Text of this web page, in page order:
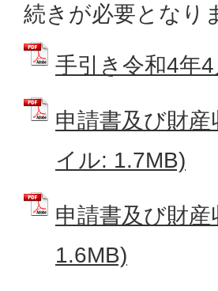
続きが必要となり
手引き令和4年
申請書及び財
イル: 1.7MB)
申請書及び財
1.6MB)